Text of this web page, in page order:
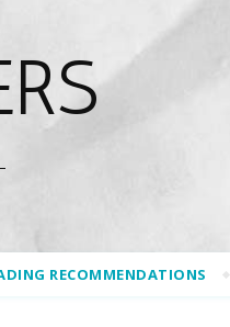
RECOMMENDATIONS